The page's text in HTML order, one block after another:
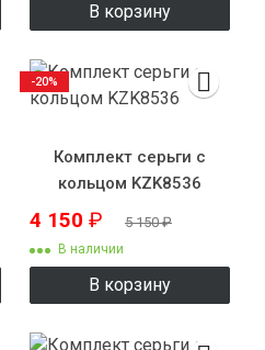
В корзину
Комплект серьги с
кольцом KZK8536
4 150 ₽ 5 150₽
В наличии
В корзину
-20%